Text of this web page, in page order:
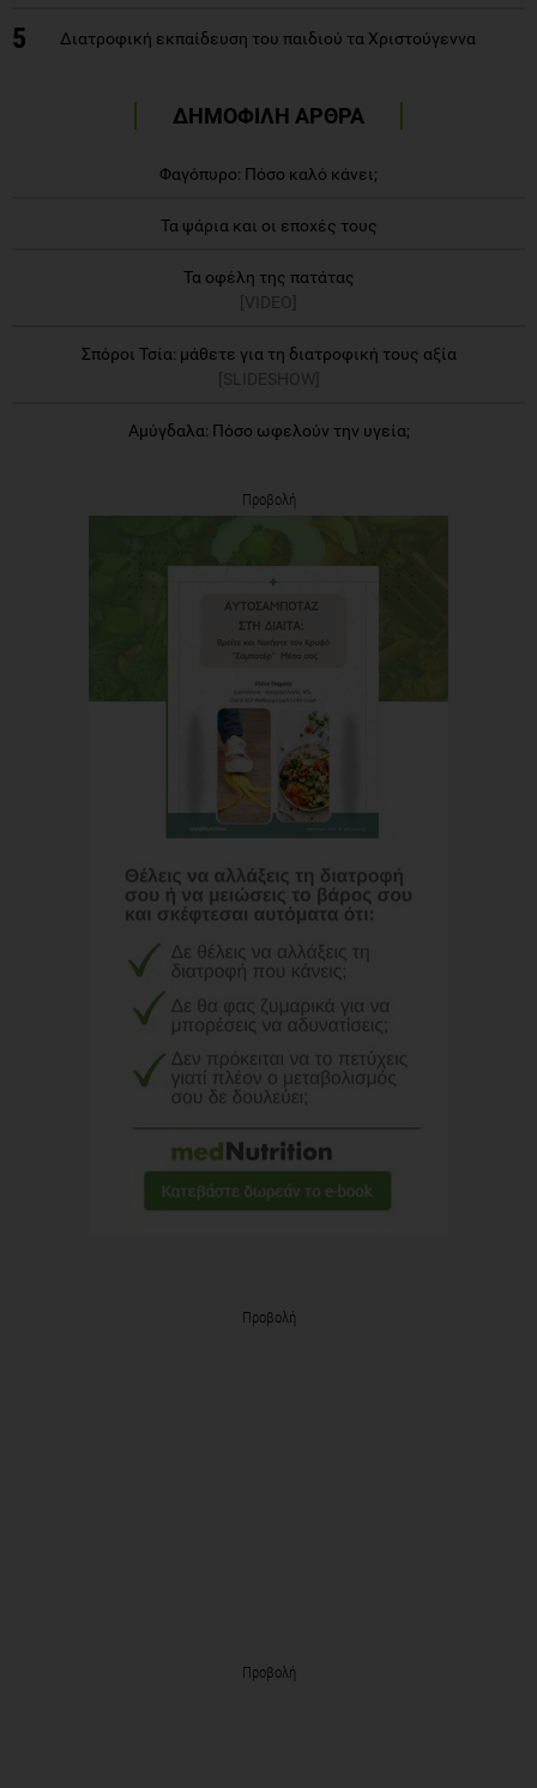
5 Διατροφική εκπαίδευση του παιδιού τα Χριστούγεννα
ΔΗΜΟΦΙΛΗ ΑΡΘΡΑ
Φαγόπυρο: Πόσο καλό κάνει;
Τα ψάρια και οι εποχές τους
Τα οφέλη της πατάτας
[VIDEO]
Σπόροι Τσία: μάθετε για τη διατροφική τους αξία
[SLIDESHOW]
Αμύγδαλα: Πόσο ωφελούν την υγεία;
Προβολή
Προβολή
Προβολή